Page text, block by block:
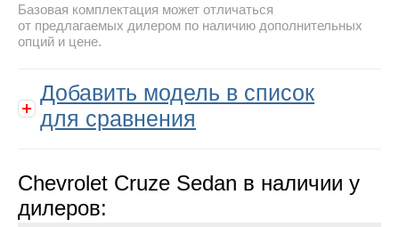
Базовая комплектация может отличаться
от предлагаемых дилером по наличию дополнительных
опций и цене.
Добавить модель в список
для сравнения
Chevrolet Cruze Sedan в наличии у
дилеров: